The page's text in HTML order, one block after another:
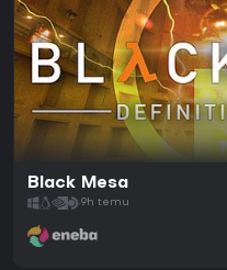
Black Mesa
9h temu